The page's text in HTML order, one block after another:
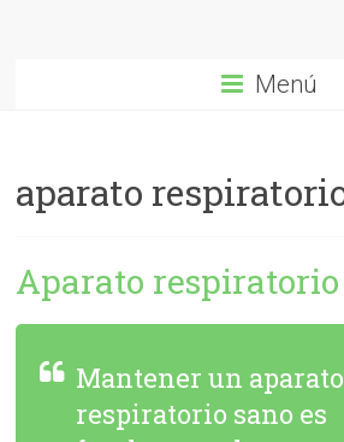
Menú
aparato
Aparato respiratorio
Mantener un aparato
respiratorio sano es